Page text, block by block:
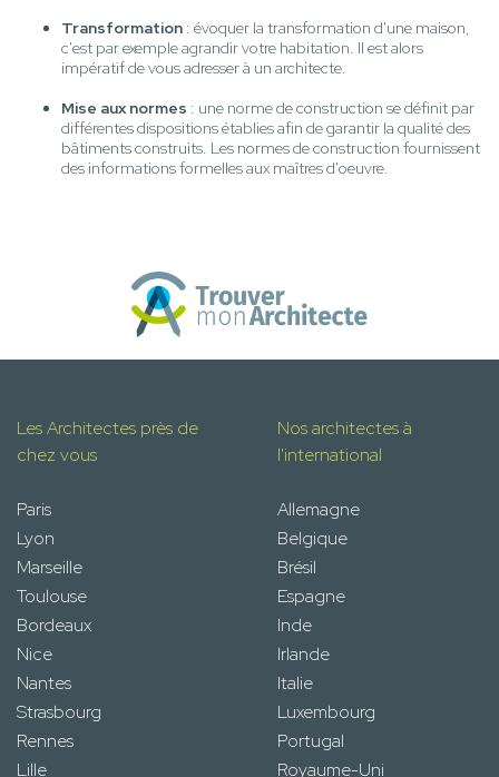
Transformation : évoquer la transformation d'une maison,
c'est par exemple agrandir votre habitation. Il est alors
impératif de vous adresser à un architecte.
Mise aux normes : une norme de construction se définit par
différentes dispositions établies afin de garantir la qualité des
bâtiments construits. Les normes de construction fournissent
des informations formelles aux maîtres d'oeuvre.
Les Architectes près de
chez vous
Paris
Lyon
Marseille
Toulouse
Bordeaux
Nice
Nantes
Strasbourg
Rennes
Lille
Nos architectes à
l'international
Allemagne
Belgique
Brésil
Espagne
Inde
Irlande
Italie
Luxembourg
Portugal
Royaume-Uni